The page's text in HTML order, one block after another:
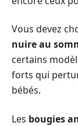
Vous devez
nuire au
certains
forts qui
bébés.
Les bougies